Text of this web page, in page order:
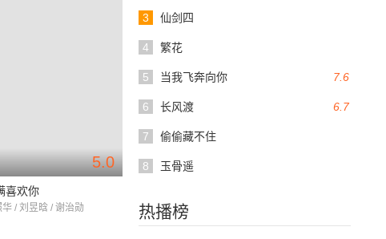
3 仙剑四
4 繁花
7.6
5 当我飞奔向你
6.7
6 长风渡
7 偷偷藏不住
8 玉骨遥
热播榜
5.0
喜欢你
华 / 刘昱晗 / 谢治勋